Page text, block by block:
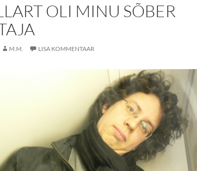
OLI MINU SÕBER
M.M. LISA KOMMENTAAR